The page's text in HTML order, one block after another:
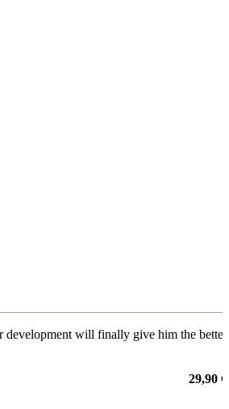
development will finally give him the better
29,90 €